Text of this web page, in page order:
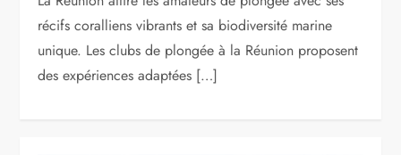
récifs coralliens vibrants et sa biodiversité marine
unique. Les clubs de plongée à la Réunion proposent
des expériences adaptées […]